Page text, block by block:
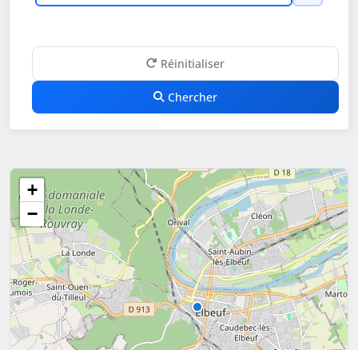
Réinitialiser
Chercher
+
−